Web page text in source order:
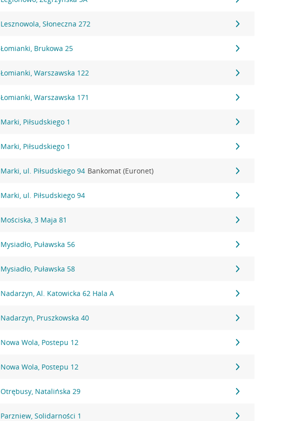
Lesznowola, Słoneczna 272
Łomianki, Brukowa 25
Łomianki, Warszawska 122
Łomianki, Warszawska 171
Marki, Piłsudskiego 1
Marki, Piłsudskiego 1
Marki, ul. Piłsudskiego 94 Bankomat (Euronet)
Marki, ul. Piłsudskiego 94
Mościska, 3 Maja 81
Mysiadło, Puławska 56
Mysiadło, Puławska 58
Nadarzyn, Al. Katowicka 62 Hala A
Nadarzyn, Pruszkowska 40
Nowa Wola, Postepu 12
Nowa Wola, Postepu 12
Otrębusy, Natalińska 29
Parzniew, Solidarności 1